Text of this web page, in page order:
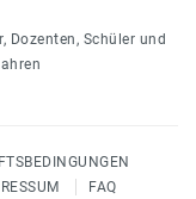
Dozenten, Schüler und
FAQ